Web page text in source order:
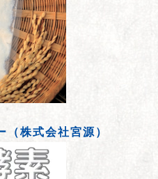
（株式会社宮源）